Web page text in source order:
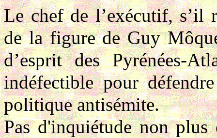
Le chef de l’exécutif, s’il
de la figure de Guy
d’esprit des Pyrénées-
indéfectible pour
politique antisémite.
Pas d'inquiétude non